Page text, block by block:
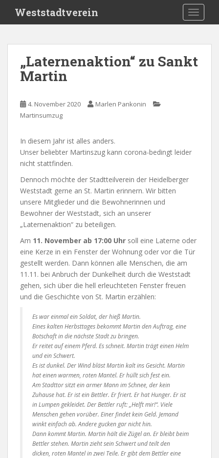
i
Weststadtverein
„Laternenaktion“ zu Sankt
Martin
4. November 2020
Marlen Pankonin
Martinsumzug
In diesem Jahr ist alles anders.
Unser beliebter Martinszug kann corona-bedingt leider
nicht stattfinden.
Dennoch möchte der Stadtteilverein der Heidelberger
Weststadt gerne an St. Martin erinnern. Wir bitten
unsere Mitglieder und die Bewohnerinnen und
Bewohner der Weststadt, sich an unserer
„Laternenaktion“ zu beteiligen.
Am 11. November ab 17:00 Uhr soll eine Laterne oder
eine Kerze in ein Fenster der Wohnung oder vor die Tür
gestellt werden. Dann können alle Menschen, die am
11.11. bei Anbruch der Dunkelheit durch die Weststadt
gehen, sich über die hell erleuchteten Fenster freuen
und die Geschichte von St. Martin erzählen:
Es war einmal ein Soldat, der hieß Martin.
Eines kalten Herbsttages bekommt Martin den Auftrag, eine
Botschaft in die nächste Stadt zu bringen.
Er reitet auf einem Pferd. Es schneit. Martin trägt einen Helm
und ein Schwert.
Es ist dunkel. Der Wind bläst Martin kalt ins Gesicht. Martin
hat einen warmen, roten Mantel. Er hüllt sich fest ein.
Am Stadttor sitzt ein armer Mann im Schnee, der kein
Zuhause hat. Er ist ein Bettler. Er friert. Er hat Hunger. Er ist
in Lumpen gekleidet. Der Bettler ruft: „Helft mir!“. Viele
Menschen gehen vorüber. Einer findet kein Geld. Jemand
winkt einfach ab. Andere gucken gar nicht hin.
Dann kommt Martin. Martin hält die Zügel an. Er bleibt beim
Bettler stehen. Martin zieht sein Schwert und teilt den
dicken, roten Mantel in zwei Teile. Er gibt dem Bettler eine